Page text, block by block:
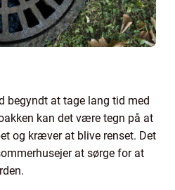
begyndt at tage lang tid med
kan det være tegn på at
og kræver at blive renset. Det
at sørge for at